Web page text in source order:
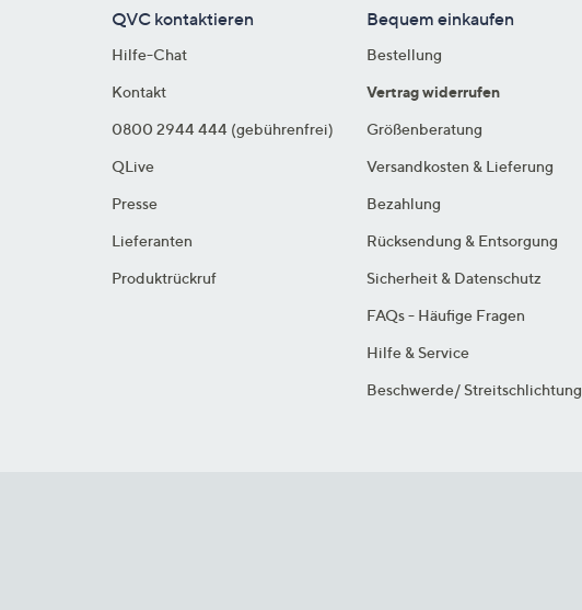
nach
rechts,
diese
anzuzeigen.
QVC kontaktieren
Hilfe-Chat
Kontakt
0800 2944 444 (gebührenfrei)
QLive
Presse
Lieferanten
Produktrückruf
Bequem einkaufen
Bestellung
Vertrag widerrufen
Größenberatung
Versandkosten & Lieferung
Bezahlung
Rücksendung & Entsorgung
Sicherheit & Datenschutz
FAQs - Häufige Fragen
Hilfe & Service
Beschwerde/ Streitschlichtung